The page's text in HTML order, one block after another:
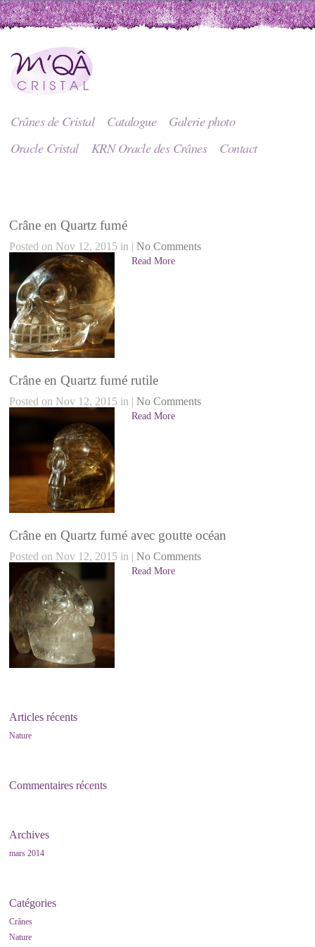
Crânes de Cristal Catalogue
Galerie photo
Oracle Cristal
KRN Oracle des Crânes Contact
Crâne en Quartz fumé
Posted on Nov 12, 2015 in |No Comments
Read More
Crâne en Quartz fumé rutile
Posted on Nov 12, 2015 in |No Comments
Read More
Crâne en Quartz fumé avec goutte océan
Posted on Nov 12, 2015 in |No Comments
Read More
Articles récents
Nature
Commentaires récents
Archives
mars 2014
Catégories
Crânes
Nature